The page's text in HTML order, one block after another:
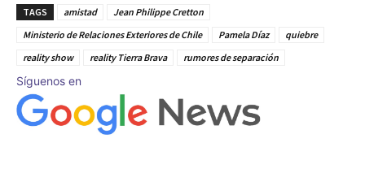
TAGS amistad
Jean Philippe Cretton
Ministerio de Relaciones Exteriores de Chile
Pamela Díaz
quiebre
reality show
reality Tierra Brava rumores de separación
Síguenos en